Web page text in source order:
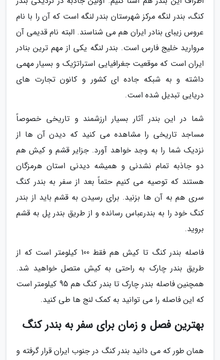
کنگ، بندر لنگه مرکز شهرستان بندر لنگه است که آن را با نام
عروس زیبای بنادر ایران هم می شناسند. البته نام قدیمی آن
مروارید خلیج فارس است. بندر لنگه یکی از مهم ترین بنادر
ایران است که موقعیت جغرافیایی استراتژیک و بسیار مهمی
داشته و به شبکه جاده ای کشور و کانون تجارت های
دریایی تبدیل شده است.
شما در این بندر آثار بسیار ارزشمند و تاریخی خصوصاً
مساجد تاریخی را مشاهده می کنید که دیدن آن ها از
نزدیک شما را به وجد خواهد آورد. جزایر قشم و کیش هم
دو جاذبه تمام نشدنی و همیشه دیدنی استان هرمزگان
هستند که توصیه می کنیم حتماً بعد از سفر به بندر کنگ
سری هم به آن ها بزنید. برای رسیدن به قشم باید از بندر
کنگ خود را به بندرعباس رسانده و از طریق بندر پل به قشم
بروید.
فاصله بندر کنگ تا کیش هم فقط 100 کیلومتر است که از
طریق بندر چارک به راحتی به کیش متصل خواهید شد.
همچنین فاصله بندر چارک تا بندر کنگ هم 95 کیلومتر است
که این فاصله را می توانید به کمک لنج ها طی کنید.
بهترین فصل و زمان برای سفر به بندر کنگ
همان طور که می دانید بندر کنگ در جنوب ایران قرار گرفته و